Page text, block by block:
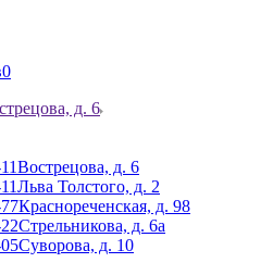
0
д. 6
Вострецова, д. 6
Льва Толстого, д. 2
Краснореченская, д. 98
Стрельникова, д. 6а
Суворова, д. 10